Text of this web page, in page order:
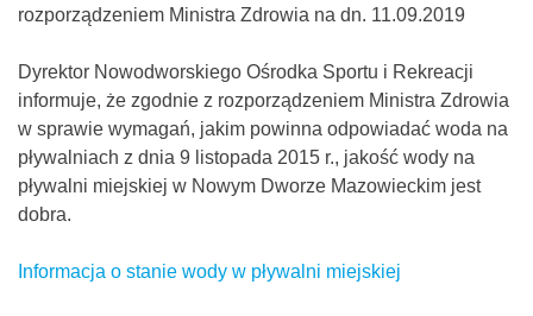
rozporządzeniem Ministra Zdrowia na dn. 11.09.2019
Dyrektor Nowodworskiego Ośrodka Sportu i Rekreacji
informuje, że zgodnie z rozporządzeniem Ministra Zdrowia
w sprawie wymagań, jakim powinna odpowiadać woda na
pływalniach z dnia 9 listopada 2015 r., jakość wody na
pływalni miejskiej w Nowym Dworze Mazowieckim jest
dobra.
Informacja o stanie wody w pływalni miejskiej